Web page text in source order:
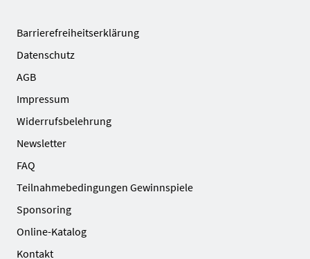
Barrierefreiheitserklärung
Datenschutz
AGB
Impressum
Widerrufsbelehrung
Newsletter
FAQ
Teilnahmebedingungen Gewinnspiele
Sponsoring
Online-Katalog
Kontakt